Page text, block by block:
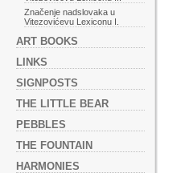
Značenje nadslovaka u
Vitezovićevu Lexiconu I.
ART BOOKS
LINKS
SIGNPOSTS
THE LITTLE BEAR
PEBBLES
THE FOUNTAIN
HARMONIES